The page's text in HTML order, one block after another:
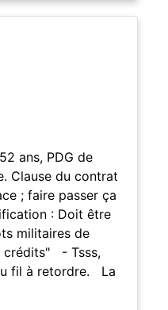
ans, PDG de
Clause du contrat
; faire passer ça
: Doit être
militaires de
crédits" - Tsss,
fil à retordre. La